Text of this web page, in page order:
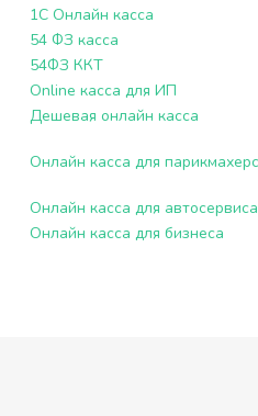
1С Онлайн касса
54 ФЗ касса
54ФЗ ККТ
Online касса для ИП
Дешевая онлайн касса
Онлайн касса для
Онлайн касса для автосервиса
Онлайн касса для бизнеса